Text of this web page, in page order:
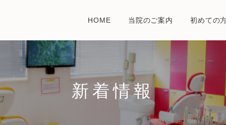
HOME 当院のご案内
フ紹介 当院の特徴 アクセス
初めての
新着情報